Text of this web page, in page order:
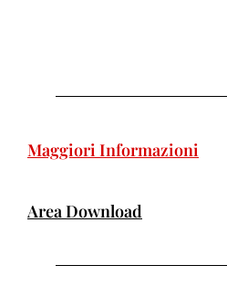
Maggiori Informazioni
Area Download